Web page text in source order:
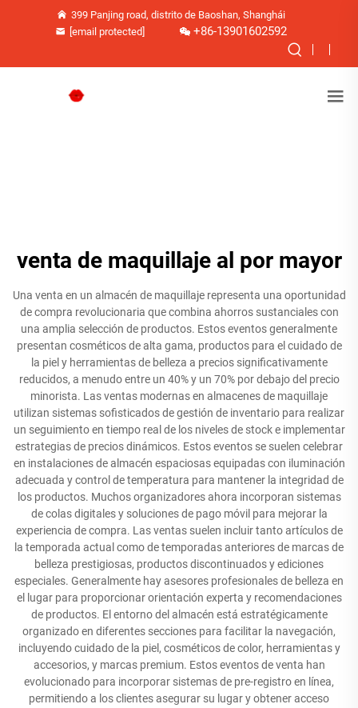
399 Panjing road, distrito de Baoshan, Shanghái
[email protected]
+86-13901602592
venta de maquillaje al por mayor
Una venta en un almacén de maquillaje representa una oportunidad
de compra revolucionaria que combina ahorros sustanciales con
una amplia selección de productos. Estos eventos generalmente
presentan cosméticos de alta gama, productos para el cuidado de
la piel y herramientas de belleza a precios significativamente
reducidos, a menudo entre un 40% y un 70% por debajo del precio
minorista. Las ventas modernas en almacenes de maquillaje
utilizan sistemas sofisticados de gestión de inventario para realizar
un seguimiento en tiempo real de los niveles de stock e implementar
estrategias de precios dinámicos. Estos eventos se suelen celebrar
en instalaciones de almacén espaciosas equipadas con iluminación
adecuada y control de temperatura para mantener la integridad de
los productos. Muchos organizadores ahora incorporan sistemas
de colas digitales y soluciones de pago móvil para mejorar la
experiencia de compra. Las ventas suelen incluir tanto artículos de
la temporada actual como de temporadas anteriores de marcas de
belleza prestigiosas, productos discontinuados y ediciones
especiales. Generalmente hay asesores profesionales de belleza en
el lugar para proporcionar orientación experta y recomendaciones
de productos. El entorno del almacén está estratégicamente
organizado en diferentes secciones para facilitar la navegación,
incluyendo cuidado de la piel, cosméticos de color, herramientas y
accesorios, y marcas premium. Estos eventos de venta han
evolucionado para incorporar sistemas de pre-registro en línea,
permitiendo a los clientes asegurar su lugar y obtener acceso